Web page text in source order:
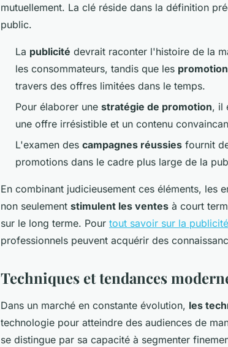
mutuellement. La clé réside dans la définition
public.
La publicité devrait raconter l'histoire de la
les consommateurs, tandis que les
travers des offres limitées dans le temps.
Pour élaborer une stratégie de promotion, il
une offre irrésistible et un contenu
L'examen des campagnes réussies fournit
promotions dans le cadre plus large de la
En combinant judicieusement ces éléments, les
non seulement stimulent les ventes à court
sur le long terme. Pour tout savoir sur la
professionnels peuvent acquérir des
Techniques et tendances
Dans un marché en constante évolution, les
technologie pour atteindre des audiences de
se distingue par sa capacité à segmenter